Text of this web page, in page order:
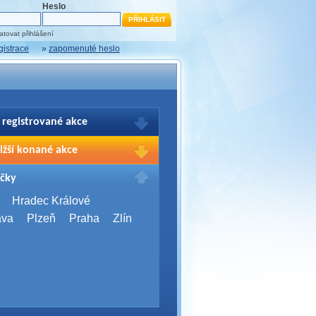
Heslo
přihlášení
» zapomenuté heslo
registrované akce
Vašich registrací na akce
přihlašte.
konané akce
2026
Brno
Server Bootcamp 2026
Hradec Králové
Plzeň Praha Zlín